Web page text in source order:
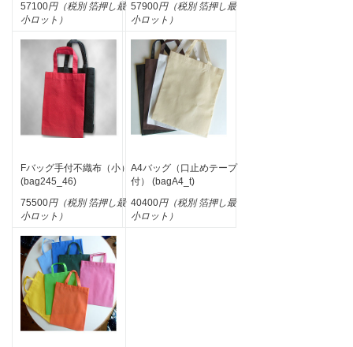
57100円（税別 箔押し最
小ロット）
57900円（税別 箔押し最
小ロット）
Fバッグ手付不織布（小）
(bag245_46)
75500円（税別 箔押し最
小ロット）
A4バッグ（口止めテープ
付） (bagA4_t)
40400円（税別 箔押し最
小ロット）